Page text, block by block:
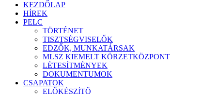
KEZDŐLAP
HÍREK
PELC
TÖRTÉNET
TISZTSÉGVISELŐK
EDZŐK, MUNKATÁRSAK
MLSZ KIEMELT KÖRZETKÖZPONT
LÉTESÍTMÉNYEK
DOKUMENTUMOK
CSAPATOK
ELŐKÉSZÍTŐ